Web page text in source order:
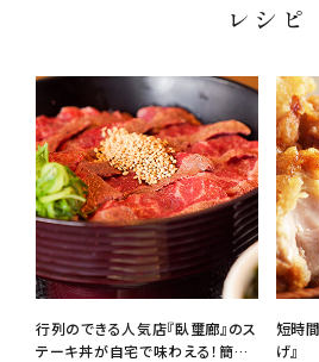
レシピ
行列のできる人気店『臥璽廊』のス
テーキ丼が自宅で味わえる！簡単
短時
げ』